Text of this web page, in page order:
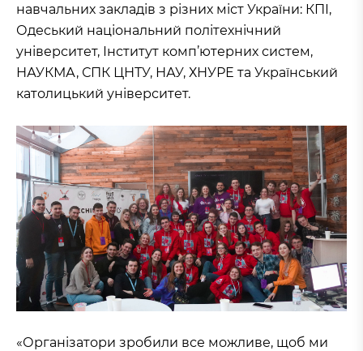
навчальних закладів з різних міст України: КПІ,
Одеський національний політехнічний
університет, Інститут комп’ютерних систем,
НАУКМА, СПК ЦНТУ, НАУ, ХНУРЕ та Український
католицький університет.
«Організатори зробили все можливе, щоб ми